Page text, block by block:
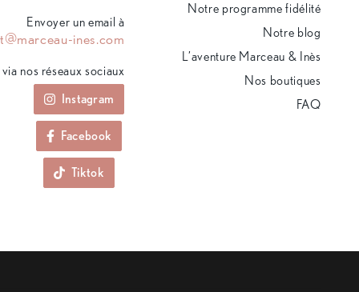
Envoyer un email à
ines.com
nos réseaux sociaux
Instagram
Facebook
Tiktok
Notre programme fidélité
Notre blog
L’aventure Marceau & Inès
Nos boutiques
FAQ